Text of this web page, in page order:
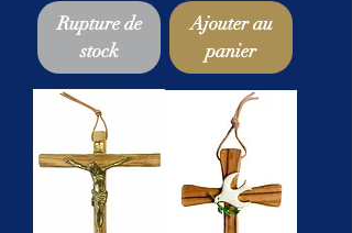
Rupture de
stock
Ajouter au
panier